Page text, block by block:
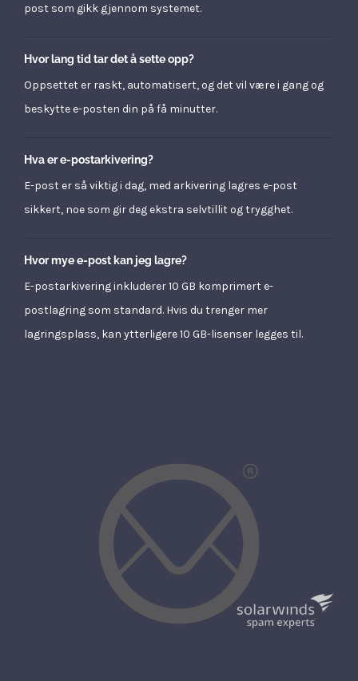
post som gikk gjennom systemet.
Hvor lang tid tar det å sette opp?
Oppsettet er raskt, automatisert, og det vil være i gang og
beskytte e-posten din på få minutter.
Hva er e-postarkivering?
E-post er så viktig i dag, med arkivering lagres e-post
sikkert, noe som gir deg ekstra selvtillit og trygghet.
Hvor mye e-post kan jeg lagre?
E-postarkivering inkluderer 10 GB komprimert e-
postlagring som standard. Hvis du trenger mer
lagringsplass, kan ytterligere 10 GB-lisenser legges til.